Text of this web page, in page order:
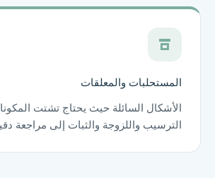
المستحلبات والمعلقات
الأشكال السائلة حيث يحتاج تشتت
الترسيب واللزوجة والثبات إلى مراجعة